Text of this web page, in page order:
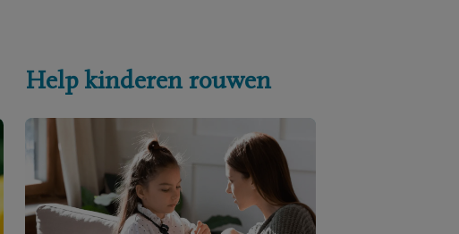
Help kinderen rouwen